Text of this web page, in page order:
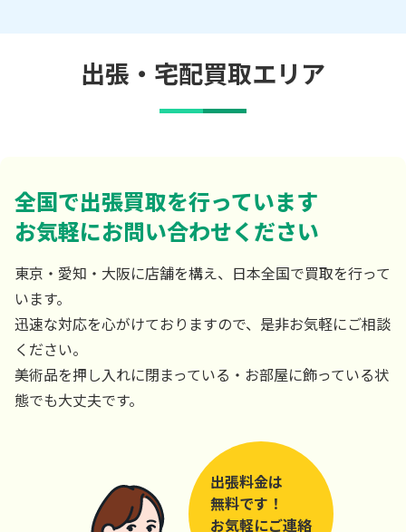
出張・宅配買取エリア
全国で出張買取を行っています
お気軽にお問い合わせください
東京・愛知・大阪に店舗を構え、日本全国で買取を行って
います。
迅速な対応を心がけておりますので、是非お気軽にご相談
ください。
美術品を押し入れに閉まっている・お部屋に飾っている状
態でも大丈夫です。
出張料金は
無料です！
お気軽にご連絡